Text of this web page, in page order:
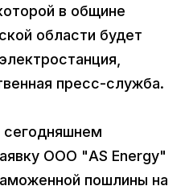
в общине
области будет
пресс-служба.
сегодняшнем
ООО "AS Energy"
пошлины на